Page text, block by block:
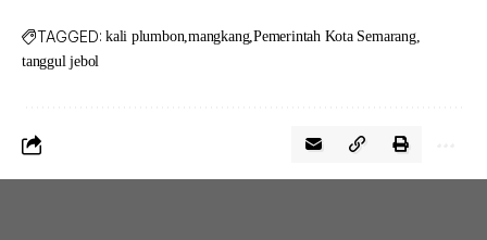
TAGGED: kali plumbon mangkang Pemerintah Kota Semarang
tanggul jebol